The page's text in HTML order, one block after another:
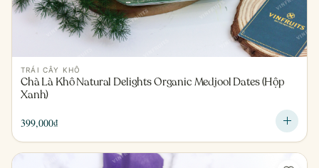
TRÁI CÂY KHÔ
Chà Là Khô Natural Delights Organic Medjool Dates (Hộp
Xanh)
399,000₫